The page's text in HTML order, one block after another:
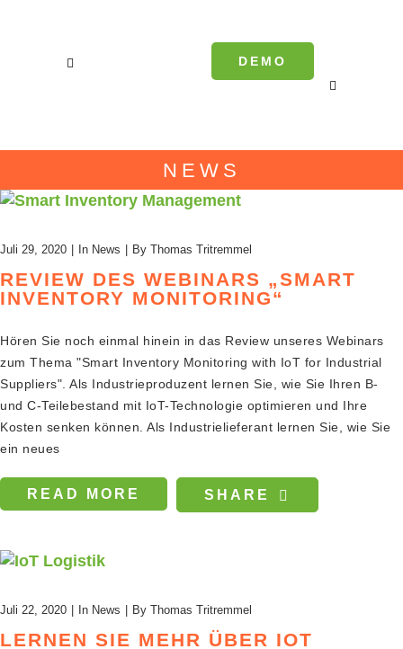
DEMO
NEWS
Juli 29, 2020 In News By Thomas Tritremmel
REVIEW DES WEBINARS „SMART
INVENTORY MONITORING“
Hören Sie noch einmal hinein in das Review unseres Webinars
zum Thema "Smart Inventory Monitoring with IoT for Industrial
Suppliers". Als Industrieproduzent lernen Sie, wie Sie Ihren B-
und C-Teilebestand mit IoT-Technologie optimieren und Ihre
Kosten senken können. Als Industrielieferant lernen Sie, wie Sie
ein neues
READ MORE SHARE
Juli 22, 2020 In News By Thomas Tritremmel
LERNEN SIE MEHR ÜBER IOT